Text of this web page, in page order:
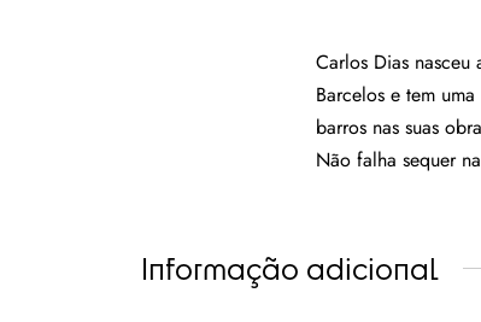
Carlos Dias
Barcelos e tem
barros nas suas
Não falha sequer
Informação adicional